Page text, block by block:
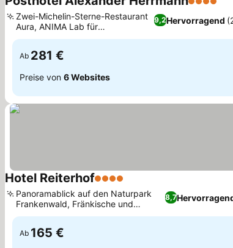
4 Sterne
9,2Hervorragend
Zwei-Michelin-Sterne-Restaurant
Aura, ANIMA Lab für
Fermentations-Fans
Ab 281 €
Preise von 6 Websites
Hotel Reiterhof4 Sterne
8,7
Panoramablick auf den Naturpark
Frankenwald, Fränkische und
gehobene Küche
Ab 165 €